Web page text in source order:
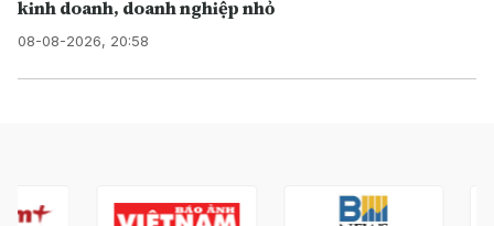
kinh doanh, doanh nghiệp nhỏ
08-08-2026, 20:58